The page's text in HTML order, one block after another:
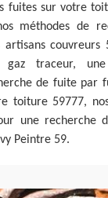
fuites sur votre
méthodes de
traceur,
de fuite par
toiture 59777,
une
Peintre 59.